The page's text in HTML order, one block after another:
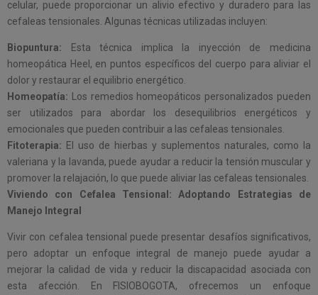
celular, puede proporcionar un alivio efectivo y duradero para las
cefaleas tensionales. Algunas técnicas utilizadas incluyen:
Biopuntura: Esta técnica implica la inyección de medicina
homeopática Heel, en puntos específicos del cuerpo para aliviar el
dolor y restaurar el equilibrio energético.
Homeopatía: Los remedios homeopáticos personalizados pueden
ser utilizados para abordar los desequilibrios energéticos y
emocionales que pueden contribuir a las cefaleas tensionales.
Fitoterapia: El uso de hierbas y suplementos naturales, como la
valeriana y la lavanda, puede ayudar a reducir la tensión muscular y
promover la relajación, lo que puede aliviar las cefaleas tensionales.
Viviendo con Cefalea Tensional: Adoptando Estrategias de
Manejo Integral
Vivir con cefalea tensional puede presentar desafíos significativos,
pero adoptar un enfoque integral de manejo puede ayudar a
mejorar la calidad de vida y reducir la discapacidad asociada con
esta afección. En FISIOBOGOTA, ofrecemos un enfoque